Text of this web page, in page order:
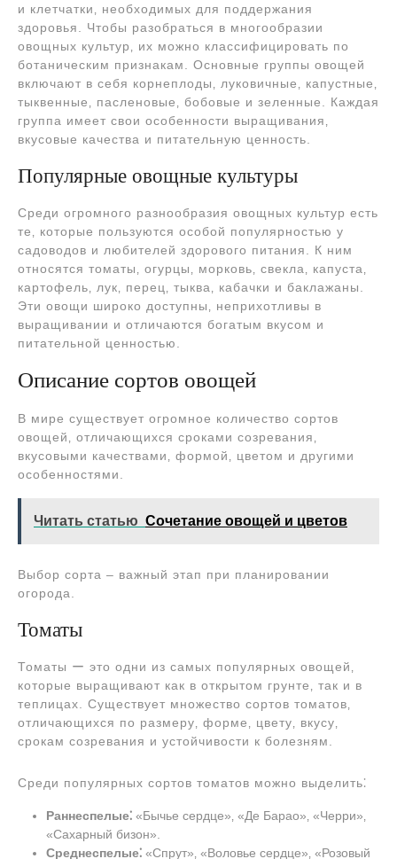
и клетчатки‚ необходимых для поддержания
здоровья. Чтобы разобраться в многообразии
овощных культур‚ их можно классифицировать по
ботаническим признакам. Основные группы овощей
включают в себя корнеплоды‚ луковичные‚ капустные‚
тыквенные‚ пасленовые‚ бобовые и зеленные. Каждая
группа имеет свои особенности выращивания‚
вкусовые качества и питательную ценность.
Популярные овощные культуры
Среди огромного разнообразия овощных культур есть
те‚ которые пользуются особой популярностью у
садоводов и любителей здорового питания. К ним
относятся томаты‚ огурцы‚ морковь‚ свекла‚ капуста‚
картофель‚ лук‚ перец‚ тыква‚ кабачки и баклажаны.
Эти овощи широко доступны‚ неприхотливы в
выращивании и отличаются богатым вкусом и
питательной ценностью.
Описание сортов овощей
В мире существует огромное количество сортов
овощей‚ отличающихся сроками созревания‚
вкусовыми качествами‚ формой‚ цветом и другими
особенностями.
Читать статью Сочетание овощей и цветов
Выбор сорта ‒ важный этап при планировании
огорода.
Томаты
Томаты ー это одни из самых популярных овощей‚
которые выращивают как в открытом грунте‚ так и в
теплицах. Существует множество сортов томатов‚
отличающихся по размеру‚ форме‚ цвету‚ вкусу‚
срокам созревания и устойчивости к болезням.
Среди популярных сортов томатов можно выделить⁚
Раннеспелые⁚ «Бычье сердце»‚ «Де Барао»‚ «Черри»‚
«Сахарный бизон».
Среднеспелые⁚ «Спрут»‚ «Воловье сердце»‚ «Розовый